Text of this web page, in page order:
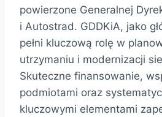
powierzone Generalnej
i Autostrad. GDDKiA, jako
pełni kluczową rolę w
utrzymaniu i modernizacji
Skuteczne finansowanie,
podmiotami oraz
kluczowymi elementami